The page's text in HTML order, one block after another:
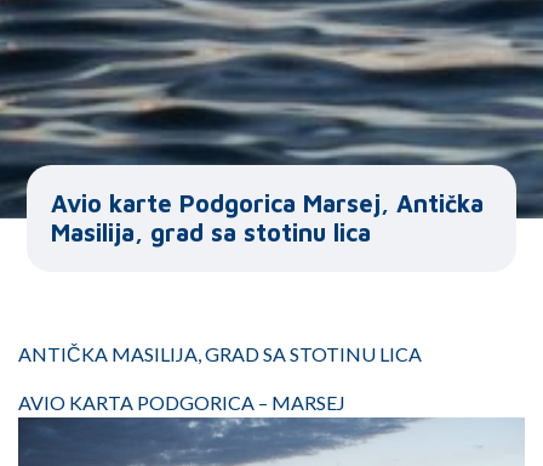
Avio karte Podgorica Marsej, Antička
Masilija, grad sa stotinu lica
ANTIČKA MASILIJA, GRAD SA STOTINU LICA
AVIO KARTA PODGORICA – MARSEJ